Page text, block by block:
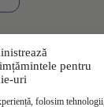
pentru
uri
folosim